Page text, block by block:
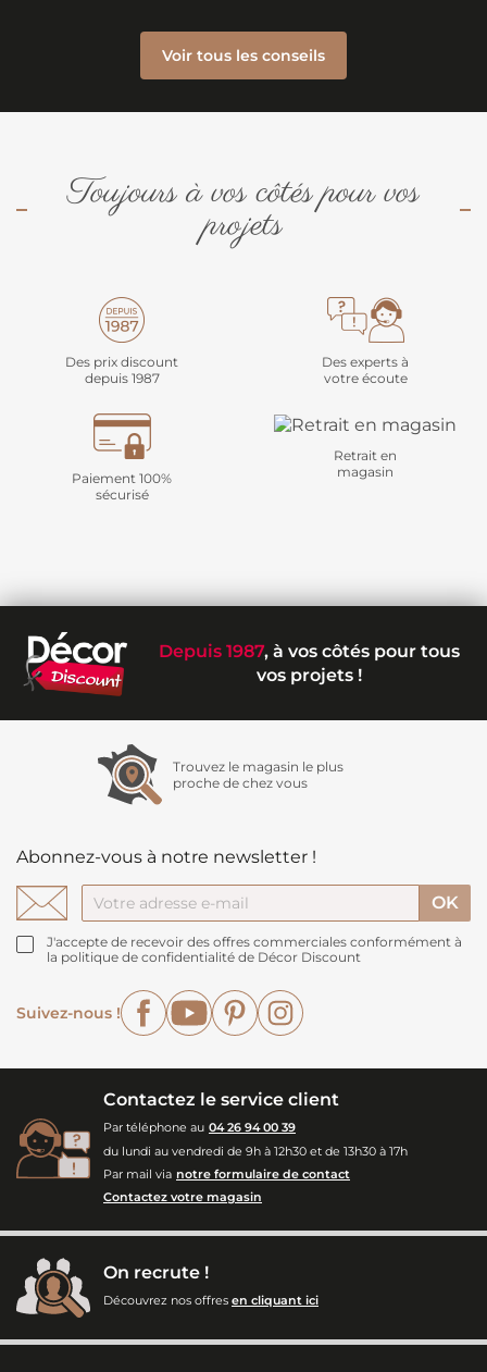
Voir tous les conseils
Toujours à vos côtés pour vos
projets
Des prix discount
depuis 1987
Des experts à
votre écoute
Paiement 100%
sécurisé
Retrait en
magasin
Depuis 1987, à vos côtés pour tous
vos projets !
Trouvez le magasin le plus
proche de chez vous
Abonnez-vous à notre newsletter !
J'accepte de recevoir des offres commerciales conformément à
la politique de confidentialité de Décor Discount
Suivez-nous !
FacebookYouTubePinterest
Contactez le service client
Par téléphone au 04 26 94 00 39
du lundi au vendredi de 9h à 12h30 et de 13h30 à 17h
Par mail via notre formulaire de contact
Contactez votre magasin
On recrute !
Découvrez nos offres en cliquant ici